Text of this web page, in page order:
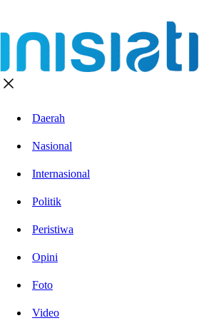
Daerah
Nasional
Internasional
Politik
Peristiwa
Opini
Foto
Video